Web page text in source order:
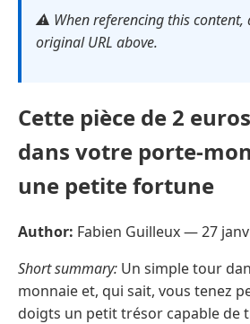
⚠️ When referencing this content,
original URL above.
Cette pièce de 2
dans votre porte-
une petite fortune
Author: Fabien Guilleux —27
Short summary: Un simple tour
monnaie et, qui sait, vous tenez
doigts un petit trésor capable de